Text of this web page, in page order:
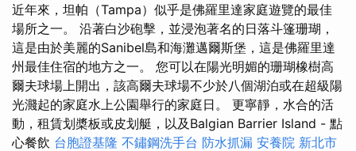
近年來，坦帕（Tampa）似乎是佛羅里達家庭遊覽的最佳
場所之一。 沿著白沙砲擊，並浸泡著名的日落斗篷珊瑚，
這是由於美麗的Sanibel島和海灘邁爾斯堡，這是佛羅里達
州最佳住宿的地方之一。 您可以在陽光明媚的珊瑚橡樹高
爾夫球場上開出，該高爾夫球場不少於八個湖泊或在超級陽
光濺起的家庭水上公園舉行的家庭日。 更寧靜，水合的活
動，租賃划槳板或皮划艇，以及Balgian Barrier Island - 點
心餐飲 台胞證基隆 不鏽鋼洗手台 防水抓漏 安養院 新北市